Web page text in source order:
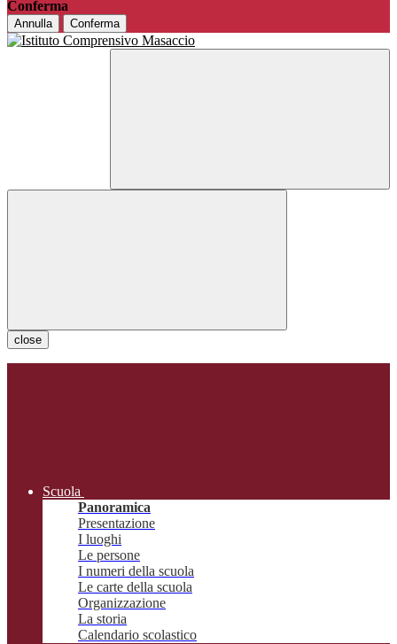
Conferma
Annulla Conferma
close
Scuola
Panoramica
Presentazione
I luoghi
Le persone
I numeri della scuola
Le carte della scuola
Organizzazione
La storia
Calendario scolastico